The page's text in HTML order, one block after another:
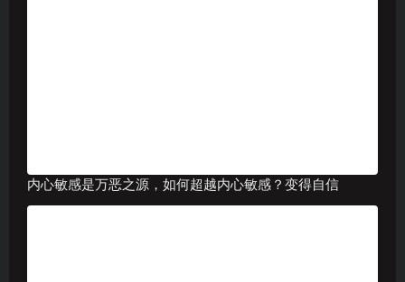
内心敏感是万恶之源，如何超越内心敏感？变得自信